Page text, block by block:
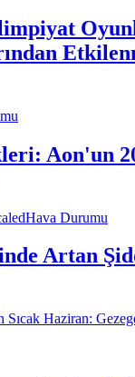
Aon'un
Hava Durumu
Artan